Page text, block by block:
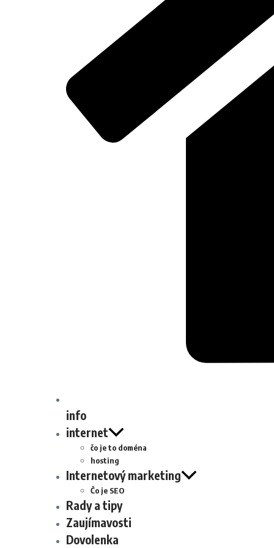
info
internet
čo je to doména
hosting
Internetový marketing
Čo je SEO
Rady a tipy
Zaujímavosti
Dovolenka